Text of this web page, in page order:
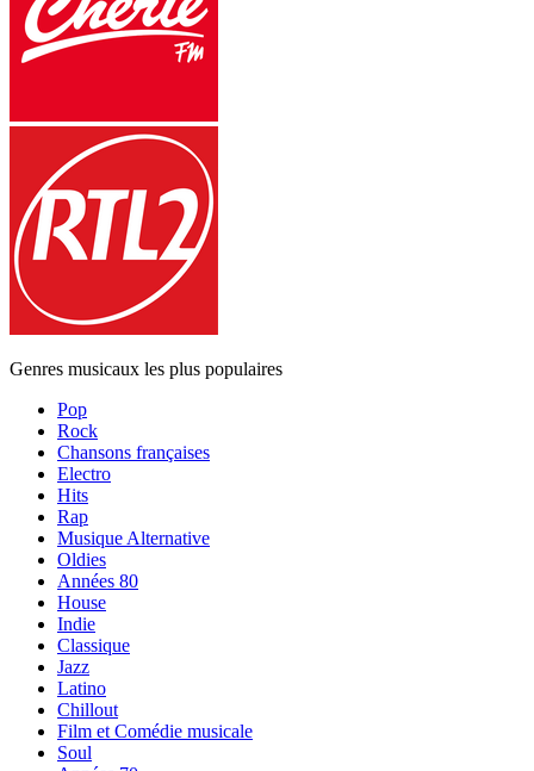
Genres musicaux les plus populaires
Pop
Rock
Chansons françaises
Electro
Hits
Rap
Musique Alternative
Oldies
Années 80
House
Indie
Classique
Jazz
Latino
Chillout
Film et Comédie musicale
Soul